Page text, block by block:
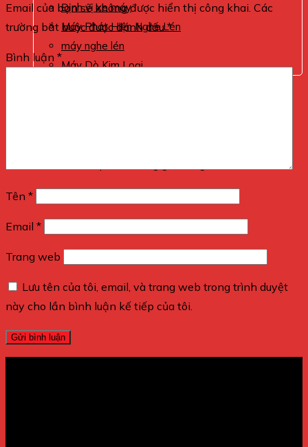
Định vị xe máy
Máy Phát Hiện Nghe Lén
máy nghe lén
Máy Dò Kim Loại
Email của bạn sẽ không được hiển thị công khai. Các
trường bắt buộc được đánh dấu*
Bình luận *
Tên *
Email *
Trang web
Lưu tên của tôi, email, và trang web trong trình duyệt
này cho lần bình luận kế tiếp của tôi.